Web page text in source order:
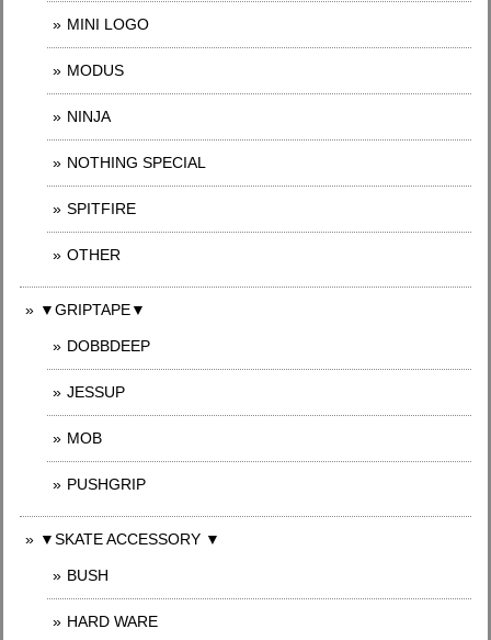
MINI LOGO
MODUS
NINJA
NOTHING SPECIAL
SPITFIRE
OTHER
▼GRIPTAPE▼
DOBBDEEP
JESSUP
MOB
PUSHGRIP
▼SKATE ACCESSORY ▼
BUSH
HARD WARE